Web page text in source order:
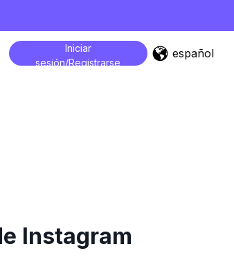
Iniciar
sesión/Registrarse
español
Instagram